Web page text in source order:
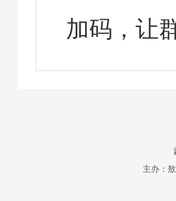
加码，让
主办：